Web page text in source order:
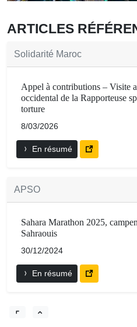
ARTICLES
Solidarité Maroc
Appel à contributions – Visite
occidental de la Rapporteuse
torture
8/03/2026
En résumé
APSO
Sahara Marathon 2025,
Sahraouis
30/12/2024
En résumé